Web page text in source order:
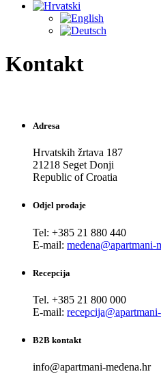
Kontakt
Adresa
Hrvatskih žrtava 187
21218 Seget Donji
Republic of Croatia
Odjel prodaje
Tel: +385 21 880 440
E-mail: medena@apartmani-
Recepcija
Tel. +385 21 800 000
E-mail:
B2B kontakt
info@apartmani-medena.hr